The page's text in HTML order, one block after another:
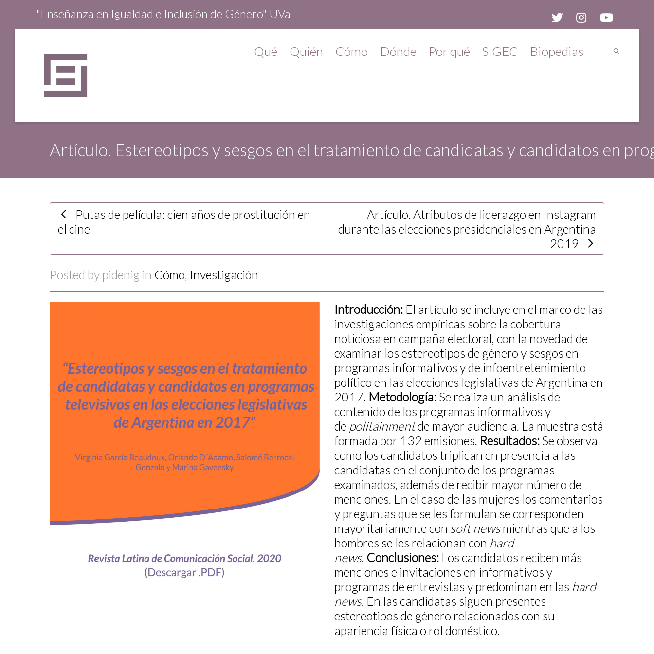
"Enseñanza en Igualdad e Inclusión de Género" UVa
Qué Quién Cómo Dónde Por qué SIGEC Biopedias
Artículo. Estereotipos y sesgos en el tratamiento de candidatas y candidatos en
Putas de película: cien años de prostitución en
el cine
Artículo. Atributos de liderazgo en Instagram
durante las elecciones presidenciales en Argentina
2019
Posted by pidenig in Cómo, Investigación
Introducción: El artículo se incluye en el marco de las
investigaciones empíricas sobre la cobertura
noticiosa en campaña electoral, con la novedad de
examinar los estereotipos de género y sesgos en
programas informativos y de infoentretenimiento
político en las elecciones legislativas de Argentina en
2017. Metodología: Se realiza un análisis de
contenido de los programas informativos y
de politainmentde mayor audiencia. La muestra está
formada por 132 emisiones. Resultados: Se observa
como los candidatos triplican en presencia a las
candidatas en el conjunto de los programas
examinados, además de recibir mayor número de
menciones. En el caso de las mujeres los comentarios
y preguntas que se les formulan se corresponden
mayoritariamente con soft newsmientras que a los
hombres se les relacionan con hard
news. Conclusiones: Los candidatos reciben más
menciones e invitaciones en informativos y
programas de entrevistas y predominan en las hard
news. En las candidatas siguen presentes
estereotipos de género relacionados con su
apariencia física o rol doméstico.